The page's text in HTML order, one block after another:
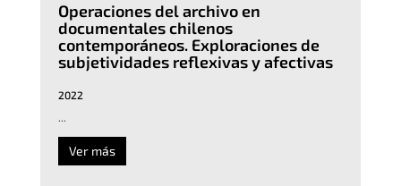
Operaciones del archivo en
documentales chilenos
contemporáneos. Exploraciones de
subjetividades reflexivas y afectivas
2022
...
Ver más